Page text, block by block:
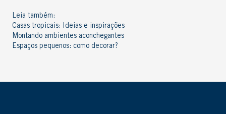
Leia também:
Casas tropicais: Ideias e inspirações
Montando ambientes aconchegantes
Espaços pequenos: como decorar?